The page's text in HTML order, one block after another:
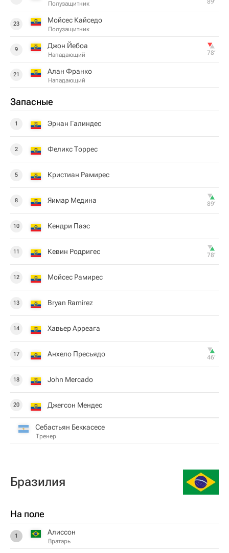
Полузащитник 89‎’‎
23 Мойсес Кайседо
Полузащитник
9 Джон Йебоа
Нападающий 78‎’‎
21 Алан Франко
Нападающий
Запасные
1 Эрнан Галиндес
2 Феликс Торрес
5 Кристиан Рамирес
8 Яимар Медина 89‎’‎
10 Кендри Паэс
11 Кевин Родригес 78‎’‎
12 Мойсес Рамирес
13 Bryan Ramirez
14 Хавьер Арреага
17 Анхело Пресьядо 46‎’‎
18 John Mercado
20 Джегсон Мендес
Себастьян Беккасесе
Тренер
Бразилия
На поле
1 Алиссон
Вратарь